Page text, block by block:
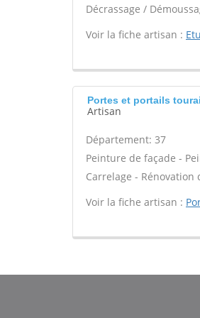
Décrassage /
Voir la fiche artisan :
Portes et portails
Artisan
Département: 37
Peinture de façade -
Carrelage -
Voir la fiche artisan :